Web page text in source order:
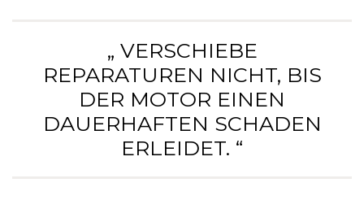
„ VERSCHIEBE
REPARATUREN NICHT, BIS
DER MOTOR EINEN
DAUERHAFTEN SCHADEN
ERLEIDET. “